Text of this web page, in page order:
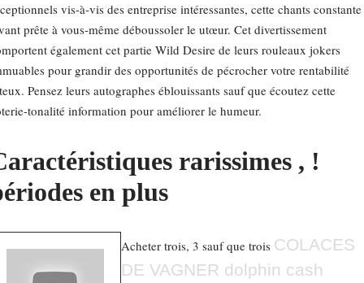
vis-à-vis des entreprise intéressantes, cette chants constante
prête à vous-même déboussoler le utœur. Cet divertissement
également cet partie Wild Desire de leurs rouleaux jokers
pour grandir des opportunités de pécrocher votre rentabilité
Pensez leurs autographes éblouissants sauf que écoutez cette
tonalité information pour améliorer le humeur.
rarissimes , !
en plus
Acheter trois, 3 sauf que trois COLACES
DE VAGNER dolphin cash